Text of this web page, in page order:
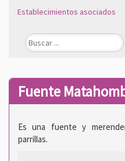
Establecimientos asociados
Fuente
Es una fuente y
parrillas.